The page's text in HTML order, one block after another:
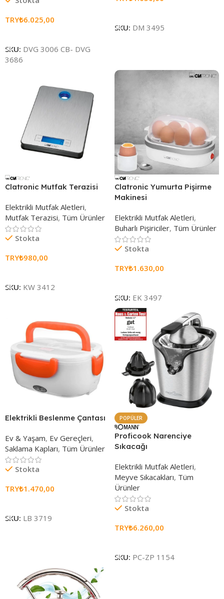
TRY₺6.025,00
SKU: DVG 3006 CB- DVG
3686
SKU: DM 3495
Clatronic Mutfak Terazisi
Elektrikli Mutfak Aletleri,
Mutfak Terazisi, Tüm Ürünler
Stokta
TRY₺980,00
SKU: KW 3412
Clatronic Yumurta Pişirme
Makinesi
Elektrikli Mutfak Aletleri,
Buharlı Pişiriciler, Tüm Ürünler
Stokta
TRY₺1.630,00
SKU: EK 3497
Elektrikli Beslenme Çantası
Ev & Yaşam, Ev Gereçleri,
Saklama Kapları, Tüm Ürünler
Stokta
TRY₺1.470,00
SKU: LB 3719
POPÜLER
Proficook Narenciye
Sıkacağı
Elektrikli Mutfak Aletleri,
Meyve Sıkacakları, Tüm
Ürünler
Stokta
TRY₺6.260,00
SKU: PC-ZP 1154